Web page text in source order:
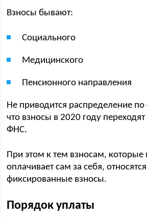
Взносы бывают:
Социального
Медицинского
Пенсионного направления
Не приводится распределение
что взносы в 2020 году
ФНС.
При этом к тем взносам,
оплачивает сам за себя,
фиксированные взносы.
Порядок уплаты